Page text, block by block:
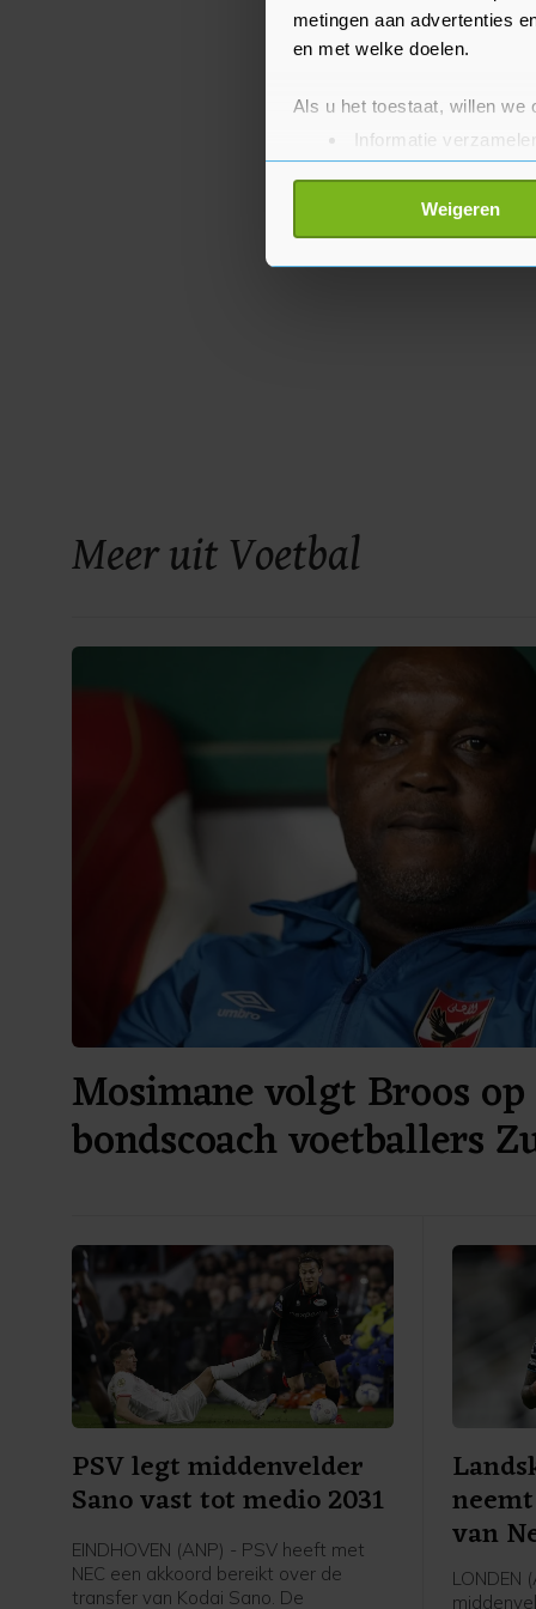
metingen aan advertenties
en met welke doelen.
Als u het toestaat, willen we
Informatie
Uw apparaat
Lees meer over hoe uw
toestemming op elk moment
Weigeren
Meer uit Voetbal
Mosimane volgt Broos
bondscoach voetballers
PSV legt middenvelder
Sano vast tot medio 2031
EINDHOVEN (ANP) - PSV heeft met
NEC een akkoord bereikt over de
transfer van Kodai Sano. De
van
LONDEN